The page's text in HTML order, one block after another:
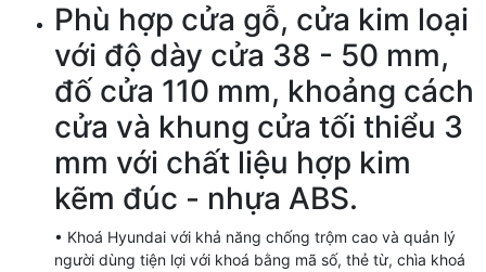
Phù hợp cửa gỗ, cửa kim loại
với độ dày cửa 38 - 50 mm,
đố cửa 110 mm, khoảng cách
cửa và khung cửa tối thiểu 3
mm với chất liệu hợp kim
kẽm đúc - nhựa ABS.
• Khoá Hyundai với khả năng chống trộm cao và quản lý
người dùng tiện lợi với khoá bằng mã số, thẻ từ, chìa khoá